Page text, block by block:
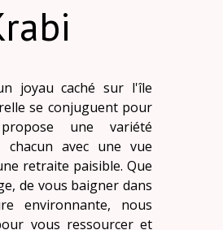
joyau caché sur l'île
se conjuguent pour
une variété
chacun avec une vue
retraite paisible. Que
de vous baigner dans
environnante, nous
vous ressourcer et